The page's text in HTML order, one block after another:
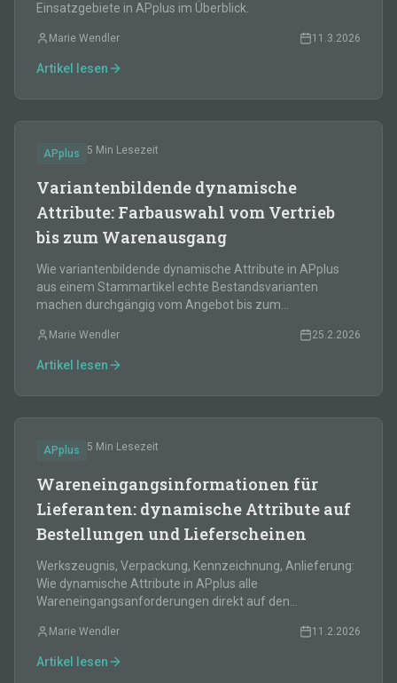
Einsatzgebiete in APplus im Überblick.
Marie Wendler 11.3.2026
Artikel lesen
APplus 5 Min Lesezeit
Variantenbildende dynamische
Attribute: Farbauswahl vom Vertrieb
bis zum Warenausgang
Wie variantenbildende dynamische Attribute in APplus
aus einem Stammartikel echte Bestandsvarianten
machen durchgängig vom Angebot bis zum
Marie Wendler 25.2.2026
Artikel lesen
APplus 5 Min Lesezeit
Wareneingangsinformationen für
Lieferanten: dynamische Attribute auf
Bestellungen und Lieferscheinen
Werkszeugnis, Verpackung, Kennzeichnung, Anlieferung:
Wie dynamische Attribute in APplus alle
Wareneingangsanforderungen direkt auf den
Marie Wendler 11.2.2026
Artikel lesen